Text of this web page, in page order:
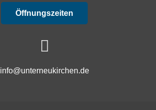
Öffnungszeiten
info@unterneukirchen.de